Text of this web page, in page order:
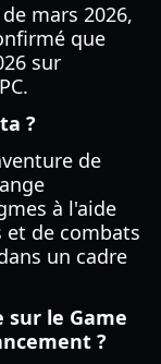
mars 2026,
que
sur
?
de
à l'aide
et de combats
un cadre
sur le Game
?